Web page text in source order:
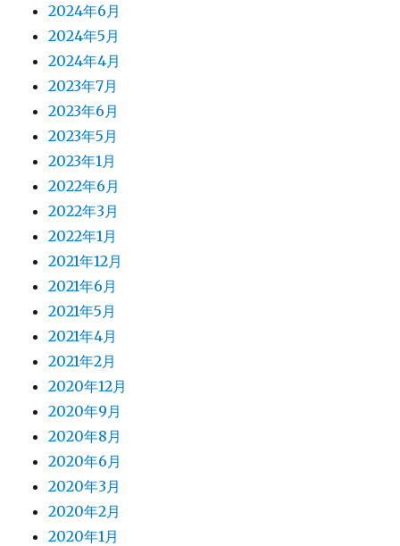
2024年6月
2024年5月
2024年4月
2023年7月
2023年6月
2023年5月
2023年1月
2022年6月
2022年3月
2022年1月
2021年12月
2021年6月
2021年5月
2021年4月
2021年2月
2020年12月
2020年9月
2020年8月
2020年6月
2020年3月
2020年2月
2020年1月